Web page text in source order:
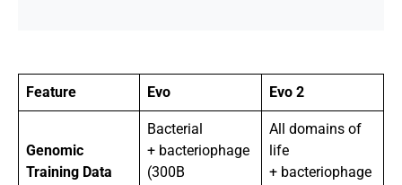
Feature Evo Evo 2
Genomic
Training Data
Bacterial
+ bacteriophage
(300B
All domains of
life
+ bacteriophage